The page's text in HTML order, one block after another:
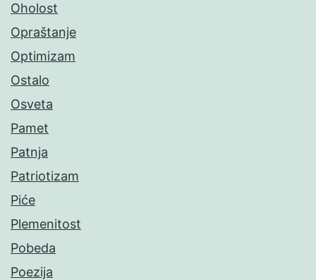
Oholost
Opraštanje
Optimizam
Ostalo
Osveta
Pamet
Patnja
Patriotizam
Piće
Plemenitost
Pobeda
Poezija